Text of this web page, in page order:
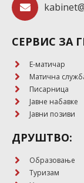
СЕРВИС ЗА
E-матичар
Матична
Писарница
Јавне набавке
Јавни позиви
ДРУШТВО:
Образовање
Туризам